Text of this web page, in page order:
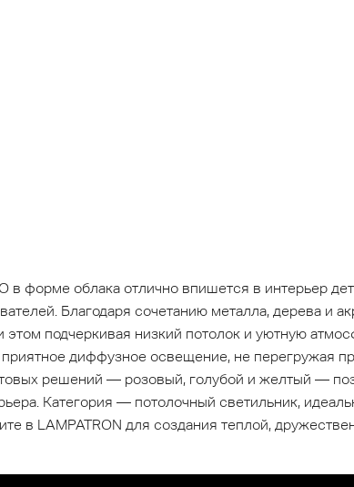
в форме облака отлично впишется в интерьер
Благодаря сочетанию металла, дерева и
этом подчеркивая низкий потолок и уютную
диффузное освещение, не перегружая
решений — розовый, голубой и желтый —
Категория — потолочный светильник,
в LAMPATRON для создания теплой,